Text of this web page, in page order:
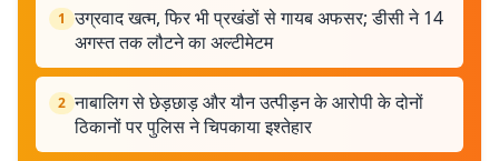
1 उग्रवाद खत्म, फिर भी प्रखंडों से गायब अफसर; डीसी ने 14
अगस्त तक लौटने का अल्टीमेटम
2 नाबालिग से छेड़छाड़ और यौन उत्पीड़न के आरोपी के दोनों
ठिकानों पर पुलिस ने चिपकाया इश्तेहार